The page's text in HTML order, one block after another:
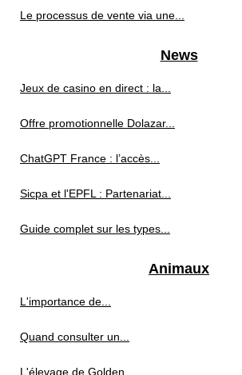
Le processus de vente via une...
News
Jeux de casino en direct : la...
Offre promotionnelle Dolazar...
ChatGPT France : l’accès...
Sicpa et l'EPFL : Partenariat...
Guide complet sur les types...
Animaux
L'importance de...
Quand consulter un...
L'élevage de Golden...